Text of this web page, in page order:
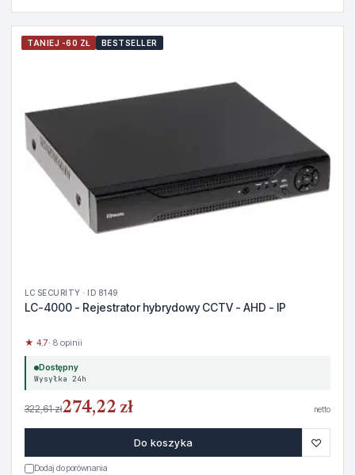
TANIEJ -60 ZŁ BESTSELLER
LC SECURITY · ID 8149
LC-4000 - Rejestrator hybrydowy CCTV - AHD - IP
★ 4.7· 8 opinii
Dostępny
Wysyłka 24h
322,61 zł274,22 zł netto
Do koszyka ♡
Dodaj do porównania